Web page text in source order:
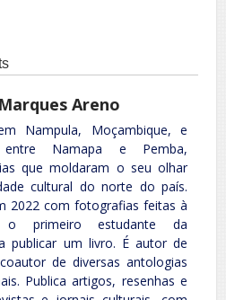
Areno
Nampula, Moçambique, e
entre Namapa e Pemba,
que moldaram o seu olhar
cultural do norte do país.
2022 com fotografias feitas à
o primeiro estudante da
publicar um livro. É autor de
de diversas antologias
Publica artigos, resenhas e